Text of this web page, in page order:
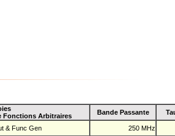
Fonctions Arbitraires
Bande Passante
& Func Gen 250 MHz